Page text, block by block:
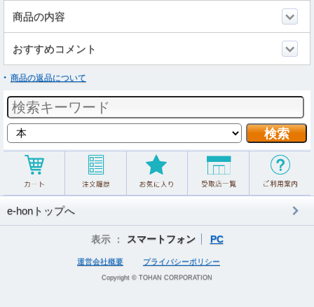
商品の内容
おすすめコメント
商品の返品について
e-honトップへ
表示 ： スマートフォン PC
運営会社概要 プライバシーポリシー
Copyright © TOHAN CORPORATION